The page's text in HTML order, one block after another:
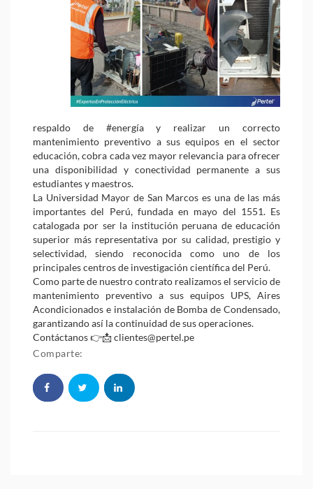
respaldo de #energía y realizar un correcto
mantenimiento preventivo a sus equipos en el sector
educación, cobra cada vez mayor relevancia para ofrecer
una disponibilidad y conectividad permanente a sus
estudiantes y maestros.
La Universidad Mayor de San Marcos es una de las más
importantes del Perú, fundada en mayo del 1551. Es
catalogada por ser la institución peruana de educación
superior más representativa por su calidad, prestigio y
selectividad, siendo reconocida como uno de los
principales centros de investigación científica del Perú.
Como parte de nuestro contrato realizamos el servicio de
mantenimiento preventivo a sus equipos UPS, Aires
Acondicionados e instalación de Bomba de Condensado,
garantizando así la continuidad de sus operaciones.
Contáctanos 👉📩 clientes@pertel.pe
Comparte: